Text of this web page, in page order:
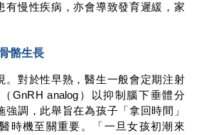
有慢性疾病，亦會導致發育遲緩，家
骼生長
。對於性早熟，醫生一般會定期注射
GnRH analog）以抑制腦下垂體分
調，此舉旨在為孩子「拿回時間」
時機至關重要。「一旦女孩初潮來